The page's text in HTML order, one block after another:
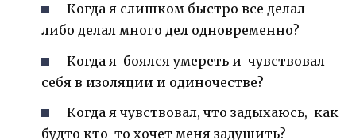
Когда я слишком быстро все делал
либо делал много дел одновременно?
Когда я боялся умереть и чувствовал
себя в изоляции и одиночестве?
Когда я чувствовал, что задыхаюсь, как
будто кто-то хочет меня задушить?